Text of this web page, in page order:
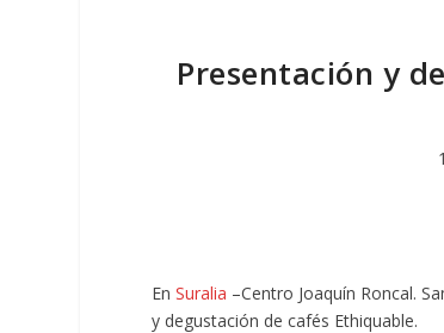
Presentación y
EnSuralia –Centro Joaquín Roncal.
y degustación de cafés Ethiquable.